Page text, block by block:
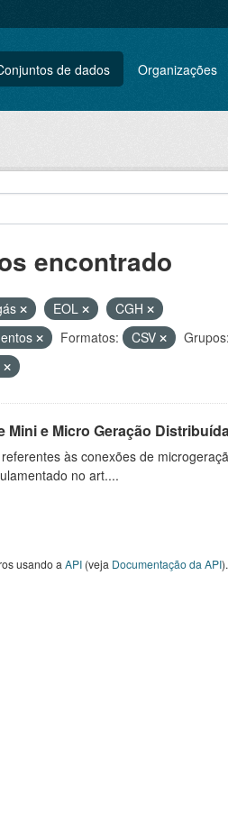
de dados Organizações
encontrado
EOL
CGH
Formatos: CSV Grupos:
Mini e Micro Geração
às conexões de
no art....
usando a API(veja Documentação da API).